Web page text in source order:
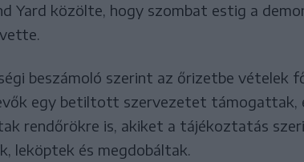
Yard közölte, hogy szombat estig a
beszámoló szerint az őrizetbe vételek
egy betiltott szervezetet támogattak,
rendőrökre is, akiket a tájékoztatás
leköptek és megdobáltak.